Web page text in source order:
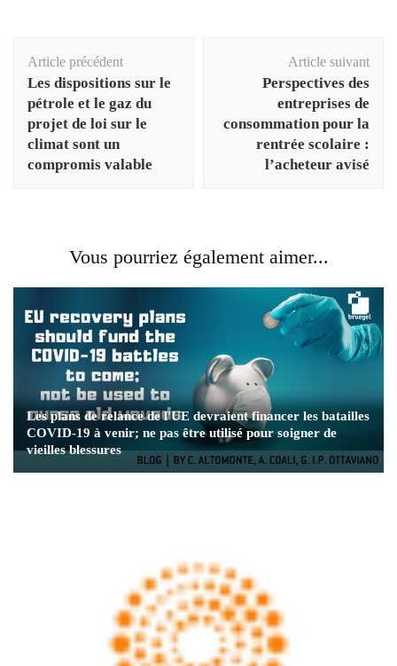
d'article
Article précédent
Les dispositions sur le
pétrole et le gaz du
projet de loi sur le
climat sont un
compromis valable
Article suivant
Perspectives des
entreprises de
consommation pour la
rentrée scolaire :
l’acheteur avisé
Vous pourriez également aimer...
Les plans de relance de l'UE devraient financer les batailles
COVID-19 à venir; ne pas être utilisé pour soigner de
vieilles blessures